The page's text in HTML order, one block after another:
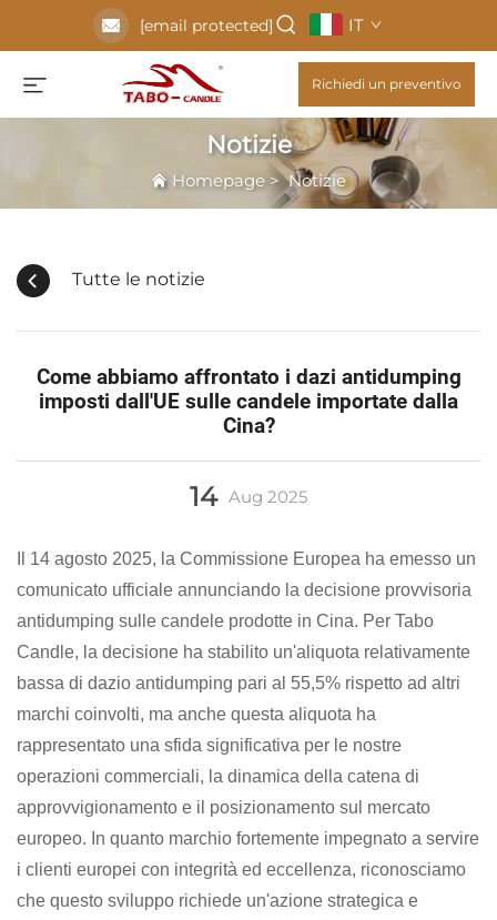
[email protected] IT
Richiedi un preventivo
Notizie
Homepage >Notizie
Tutte le notizie
Come abbiamo affrontato i dazi antidumping
imposti dall'UE sulle candele importate dalla
Cina?
14 Aug 2025
Il 14 agosto 2025, la Commissione Europea ha emesso un
comunicato ufficiale annunciando la decisione provvisoria
antidumping sulle candele prodotte in Cina. Per Tabo
Candle, la decisione ha stabilito un'aliquota relativamente
bassa di dazio antidumping pari al 55,5% rispetto ad altri
marchi coinvolti, ma anche questa aliquota ha
rappresentato una sfida significativa per le nostre
operazioni commerciali, la dinamica della catena di
approvvigionamento e il posizionamento sul mercato
europeo. In quanto marchio fortemente impegnato a servire
i clienti europei con integrità ed eccellenza, riconosciamo
che questo sviluppo richiede un'azione strategica e